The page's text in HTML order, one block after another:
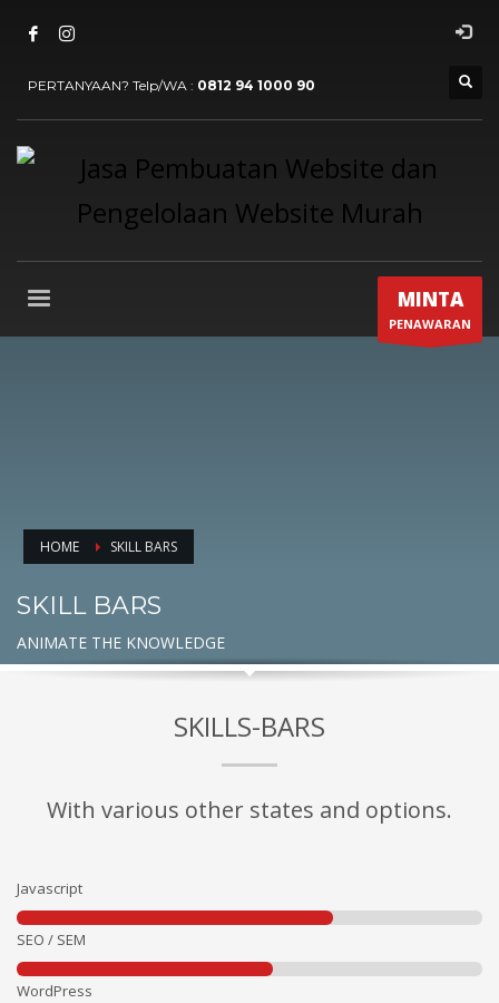
PERTANYAAN? Telp/WA : 0812 94 1000 90
MINTA
PENAWARAN
HOME SKILL BARS
SKILL BARS
ANIMATE THE KNOWLEDGE
SKILLS-BARS
With various other states and options.
Javascript
SEO / SEM
WordPress